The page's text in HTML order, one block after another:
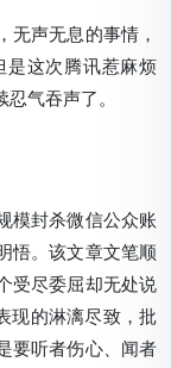
无声无息的事情，
是这次腾讯惹麻烦
气吞声了。
模封杀微信公众账
悟。该文章文笔顺
受尽委屈却无处说
现的淋漓尽致，批
要听者伤心、闻者